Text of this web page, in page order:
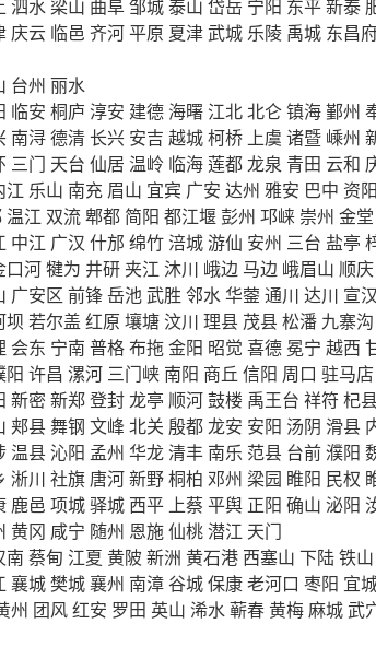
泗水 梁山 曲阜邹城泰山 岱岳 宁阳 东平新泰
庆云 临邑 齐河平原 夏津武城 乐陵 禹城 东昌
台州 丽水
临安 桐庐 淳安 建德 海曙 江北北仑镇海鄞州
南浔德清 长兴 安吉 越城柯桥 上虞 诸暨 嵊州
三门 天台 仙居 温岭 临海莲都龙泉 青田 云和
江 乐山 南充 眉山 宜宾 广安 达州 雅安 巴中 资阳
温江 双流郫都 简阳 都江堰彭州 邛崃 崇州 金堂
中江 广汉 什邡 绵竹 涪城游仙 安州 三台 盐亭
口河犍为 井研 夹江 沐川 峨边 马边 峨眉山 顺庆
广安区 前锋岳池武胜 邻水华蓥 通川 达川 宣汉
坝 若尔盖 红原 壤塘 汶川 理县 茂县松潘 九寨沟
会东 宁南 普格布拖金阳 昭觉 喜德 冕宁 越西
阳 许昌 漯河 三门峡 南阳 商丘 信阳 周口 驻马店
新密 新郑登封龙亭 顺河鼓楼 禹王台 祥符 杞
郏县舞钢 文峰 北关 殷都龙安 安阳 汤阴 滑县
温县沁阳 孟州 华龙清丰 南乐 范县 台前濮阳
淅川 社旗 唐河新野桐柏 邓州 梁园 睢阳 民权
鹿邑 项城驿城 西平 上蔡 平舆 正阳 确山 泌阳
黄冈 咸宁 随州 恩施仙桃潜江 天门
南 蔡甸 江夏 黄陂 新洲 黄石港 西塞山 下陆铁山
襄城樊城襄州 南漳谷城保康老河口 枣阳 宜
州 团风红安 罗田 英山 浠水蕲春黄梅麻城武